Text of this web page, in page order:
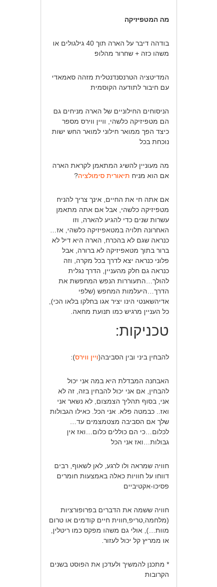
מה המטפיזיקה
בודהה דיבר על הארה תוך 40 גילגולים או
משהו כזה + שחרור מהלופ
המדיטציה הטרנסנדנטלית מזהה סאמאדי
עם חיבור לתודעה הקוסמית
הניסוחים החילוניים של הארה מניחים גם
הם מטפיזיקה כלשהי, וויין ווירס מספר
כיצד הפך ממואר חילוני למואר החש ישות
נוכחת בכל
מה מעוניין להשיג המתאמן לקראת הארה
אם הוא מניח תיאורית סימולציה?
אם אתה חי את החיים, אינך צריך להניח
מטפיזיקה כלשהי, אבל אם אתה מתאמן
עשרות שנים כדי להגיע להארה, וזו
האחרונה תלויה במטאפיזיקה כלשהי, אז…
כנראה שגם לא בהכרח, הארה היא דיל לא
ברור בתוך מטאפיזיקה לא ברורה, אבל
פלוני כנראה יצא לדרך בכל מקרה, וזה
כנראה גם חלק מהעניין, הדרך נגלית
להולך…התעוררות הנפש המחפשת את
הדרך…היעלמות המחפש (שלפי
אדיהשאנטי הינו יציר אגו בחלקו בלאו הכי),
כל העניין מרגיש כמו תנועת מחאה.
טכניקות:
להבחין ביני ובין הסביבה(ויין ווירס):
האבחנה המבדלת היא במה אני יכול
להבחין, אם אני יכול להבחין בזה, זה לא
אני, בסוף תהליך הצמצום, לא נשאר אני
ואז.. כבמטה פלא. אני הכל. כאילו הגבולות
שלך אם הסביבה מצטמצמים עד…
לכלום…כי הם כוללים כלום…ואז אין
גבולות…ואז אני הכל
חוויה שמראה ולו לרגע, לאן לשאוף, רבים
דווחו על חוויות כאלה באמצעות חומרים
פסיכו-אקטיביים
חוויה ששמה את הדברים בפרופורציות
(מלחמה,טריפ,חווית חיים קודמים או טרום
מוות…), אולי גם משהו מפקס כמו ריטלין,
או ממריץ קל יכול לעזור.
* מתכנן להמשיך ולעדכן את הפוסט בשנים
הקרובות